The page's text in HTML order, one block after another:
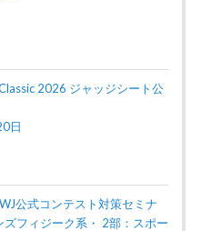
2026 ジャッジシート公
日
公式コンテスト対策セミナ
ズフィジーク系・ 2部：スポー